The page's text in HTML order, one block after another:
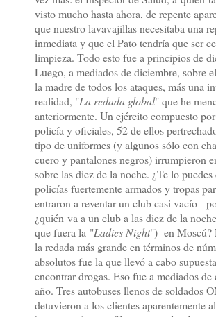
visto mucho hasta ahora, de repente
que nuestro lavavajillas necesitaba una
inmediata y que el Pato tendría que ser
limpieza. Todo esto fue a principios de
Luego, a mediados de diciembre, sobre
la madre de todos los ataques, más una
realidad, "La redada global" que he
anteriormente. Un ejército compuesto
policía y oficiales, 52 de ellos
tipo de uniformes (y algunos sólo con
cuero y pantalones negros) irrumpieron
sobre las diez de la noche. ¿Te lo puedes
policías fuertemente armados y tropas
entraron a reventar un club casi vacío -
¿quién va a un club a las diez de la
que fuera la "Ladies Night") en Moscú?
la redada más grande en términos de
absolutos fue la que llevó a cabo
encontrar drogas. Eso fue a mediados de
año. Tres autobuses llenos de soldados
detuvieron a los clientes aparentemente